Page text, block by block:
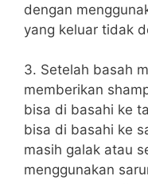
dengan
yang keluar tidak
3. Setelah basah
memberikan
bisa di basahi ke
bisa di basahi ke
masih galak atau
menggunakan